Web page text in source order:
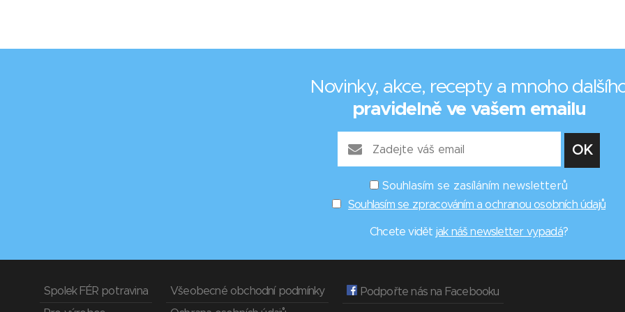
Novinky, akce, recepty a mnoho
pravidelně ve vašem emailu
Souhlasím se zasíláním newsletterů
Souhlasím se zpracováním a ochranou osobních údajů
Chcete vidět jak náš newsletter vypadá?
Spolek FÉR potravina
Všeobecné obchodní podmínky
Podpořte nás na Facebooku